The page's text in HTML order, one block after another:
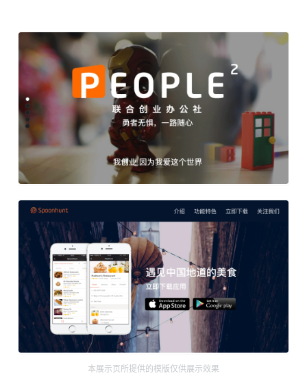
本展示页所提供的模版仅供展示效果